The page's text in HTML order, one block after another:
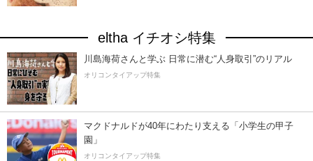
eltha イチオシ特集
川島海荷さんと学ぶ 日常に潜む“人身取引”のリアル
オリコンタイアップ特集
マクドナルドが40年にわたり支える「小学生の甲子
園」
オリコンタイアップ特集